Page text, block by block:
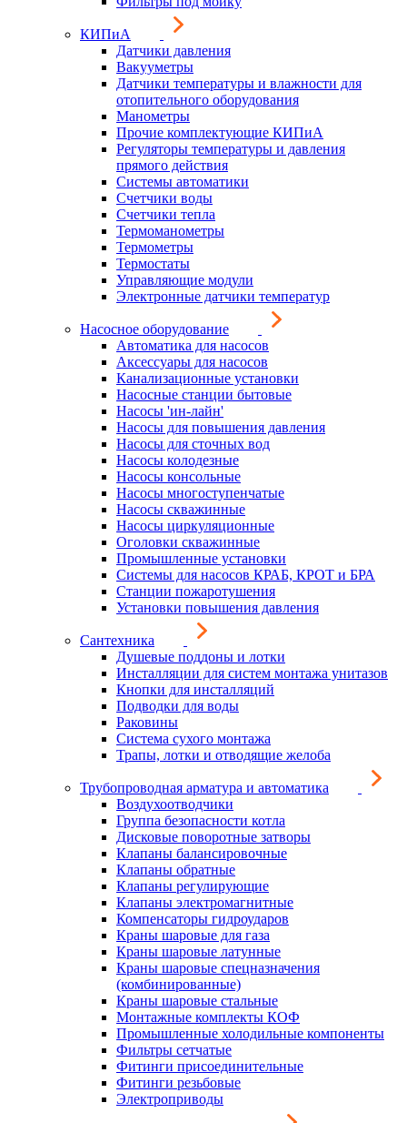
КИПиА
Датчики давления
Вакууметры
Датчики температуры и влажности для
отопительного оборудования
Манометры
Прочие комплектующие КИПиА
Регуляторы температуры и давления
прямого действия
Системы автоматики
Счетчики воды
Счетчики тепла
Термоманометры
Термометры
Термостаты
Управляющие модули
Электронные датчики температур
Насосное оборудование
Автоматика для насосов
Аксессуары для насосов
Канализационные установки
Насосные станции бытовые
Насосы 'ин-лайн'
Насосы для повышения давления
Насосы для сточных вод
Насосы колодезные
Насосы консольные
Насосы многоступенчатые
Насосы скважинные
Насосы циркуляционные
Оголовки скважинные
Промышленные установки
Системы для насосов КРАБ, КРОТ и БРА
Станции пожаротушения
Установки повышения давления
Сантехника
Душевые поддоны и лотки
Инсталляции для систем монтажа унитазов
Кнопки для инсталляций
Подводки для воды
Раковины
Система сухого монтажа
Трапы, лотки и отводящие желоба
Трубопроводная арматура и автоматика
Воздухоотводчики
Группа безопасности котла
Дисковые поворотные затворы
Клапаны балансировочные
Клапаны обратные
Клапаны регулирующие
Клапаны электромагнитные
Компенсаторы гидроударов
Краны шаровые для газа
Краны шаровые латунные
Краны шаровые спецназначения
(комбинированные)
Краны шаровые стальные
Монтажные комплекты КОФ
Промышленные холодильные компоненты
Фильтры сетчатые
Фитинги присоединительные
Фитинги резьбовые
Электроприводы